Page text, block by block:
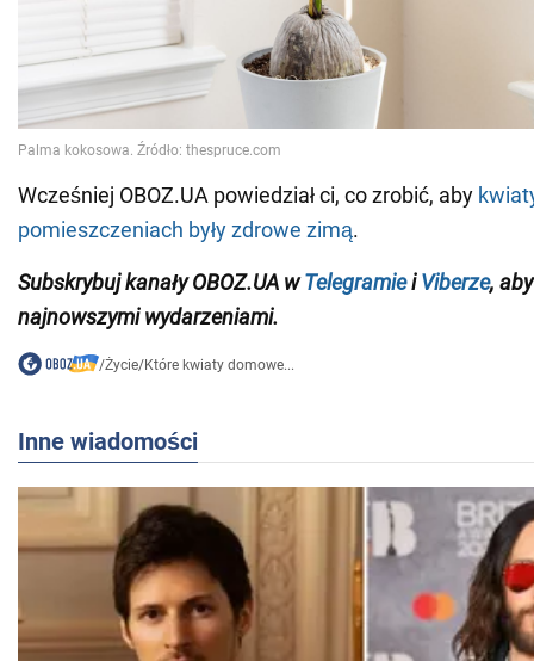
Wcześniej OBOZ.UA powiedział ci, co zrobić, aby
pomieszczeniach były zdrowe zimą.
Subskrybuj kanałyOBOZ.UA wTelegramieiViberze,
najnowszymi wydarzeniami.
/Życie/Które kwiaty domowe...
Inne wiadomości